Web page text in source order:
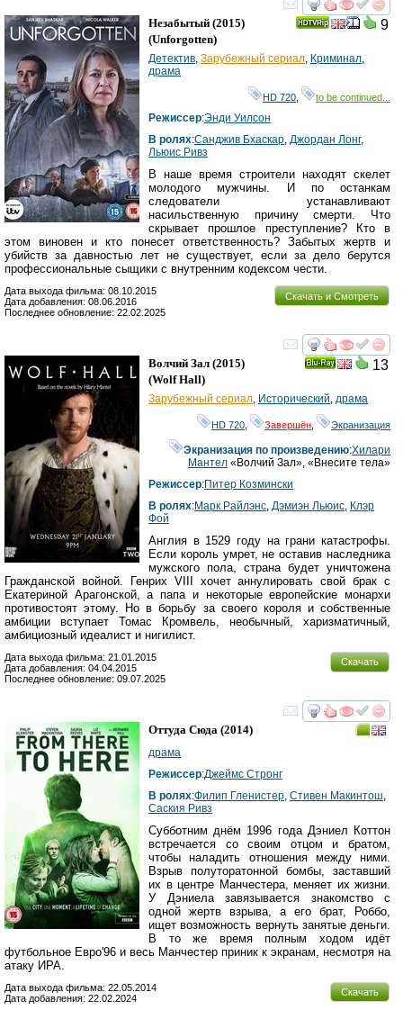
смотреть
9
Незабытый (2015)
(Unforgotten)
Детектив, Зарубежный сериал, Криминал,
драма
HD 720 to be continued...
Режиссер:Энди Уилсон
В ролях:Санджив Бхаскар, Джордан Лонг,
Льюис Ривз
В наше время строители находят скелет
молодого мужчины. И по останкам
следователи устанавливают
насильственную причину смерти. Что
скрывает прошлое преступление? Кто в
этом виновен и кто понесет ответственность? Забытых жертв и
убийств за давностью лет не существует, если за дело берутся
профессиональные сыщики с внутренним кодексом чести.
Скачать и Смотреть
Дата выхода фильма: 08.10.2015
Дата добавления: 08.06.2016
Последнее обновление: 22.02.2025
смотреть
13
Волчий Зал (2015)
(Wolf Hall)
Зарубежный сериал, Исторический, драма
HD 720 Завершён Экранизация
Экранизация по произведению:Хилари
Мантел «Волчий Зал», «Внесите тела»
Режиссер:Питер Козмински
В ролях:Марк Райлэнс, Дэмиэн Льюис, Клэр
Фой
Англия в 1529 году на грани катастрофы.
Если король умрет, не оставив наследника
мужского пола, страна будет уничтожена
Гражданской войной. Генрих VIII хочет аннулировать свой брак с
Екатериной Арагонской, а папа и некоторые европейские монархи
противостоят этому. Но в борьбу за своего короля и собственные
амбиции вступает Томас Кромвель, необычный, харизматичный,
амбициозный идеалист и нигилист.
Скачать
Дата выхода фильма: 21.01.2015
Дата добавления: 04.04.2015
Последнее обновление: 09.07.2025
смотреть
Оттуда Сюда (2014)
драма
Режиссер:Джеймс Стронг
В ролях:Филип Гленистер, Стивен Макинтош,
Саския Ривз
Субботним днём 1996 года Дэниел Коттон
встречается со своим отцом и братом,
чтобы наладить отношения между ними.
Взрыв полуторатонной бомбы, заставший
их в центре Манчестера, меняет их жизни.
У Дэниела завязывается знакомство с
одной жертв взрыва, а его брат, Роббо,
ищет возможность вернуть занятые деньги.
В то же время полным ходом идёт
футбольное Евро'96 и весь Манчестер приник к экранам, несмотря на
атаку ИРА.
Скачать
Дата выхода фильма: 22.05.2014
Дата добавления: 22.02.2024